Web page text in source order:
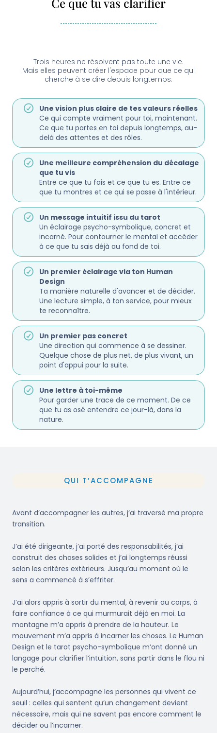
Trois heures ne résolvent pas toute une vie.
Mais elles peuvent créer l'espace pour que ce qui
cherche à se dire depuis longtemps.
Une vision plus claire de tes valeurs réelles
Ce qui compte vraiment pour toi, maintenant.
Ce que tu portes en toi depuis longtemps, au-
delà des attentes et des rôles.
Une meilleure compréhension du décalage
que tu vis
Entre ce que tu fais et ce que tu es. Entre ce
que tu montres et ce qui se passe à l'intérieur.
Un message intuitif issu du tarot
Un éclairage psycho-symbolique, concret et
incarné. Pour contourner le mental et accéder
à ce que tu sais déjà au fond de toi.
Un premier éclairage via ton Human
Design
Ta manière naturelle d'avancer et de décider.
Une lecture simple, à ton service, pour mieux
te reconnaître.
Un premier pas concret
Une direction qui commence à se dessiner.
Quelque chose de plus net, de plus vivant, un
point d'appui pour la suite.
Une lettre à toi-même
Pour garder une trace de ce moment. De ce
que tu as osé entendre ce jour-là, dans la
nature.
QUI T’ACCOMPAGNE
Avant d’accompagner les autres, j’ai traversé ma propre
transition.
J’ai été dirigeante, j’ai porté des responsabilités, j’ai
construit des choses solides et j’ai longtemps réussi
selon les critères extérieurs. Jusqu’au moment où le
sens a commencé à s’effriter.
J’ai alors appris à sortir du mental, à revenir au corps, à
faire confiance à ce qui murmurait déjà en moi. La
montagne m’a appris à prendre de la hauteur. Le
mouvement m’a appris à incarner les choses. Le Human
Design et le tarot psycho-symbolique m’ont donné un
langage pour clarifier l’intuition, sans partir dans le flou ni
le perché.
Aujourd’hui, j’accompagne les personnes qui vivent ce
seuil : celles qui sentent qu’un changement devient
nécessaire, mais qui ne savent pas encore comment le
décider ou l’incarner.